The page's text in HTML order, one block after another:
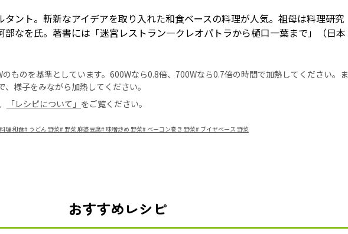
ント。斬新なアイデアを取り入れた和食ベースの料理が人気。祖母は料理研究
部なを氏。著書には「迷宮レストラン―クレオパトラから樋口一葉まで」（日本
ものを基準としています。600Wなら0.8倍、700Wなら0.7倍の時間で加熱してください。ま
様子をみながら加熱してください。
「レシピについて」 をご覧ください。
理 和食# うどん 野菜# 野菜 麻婆豆腐#味噌炒め 野菜#ベーコン巻き 野菜# ブイヤベース 野菜
おすすめレシピ